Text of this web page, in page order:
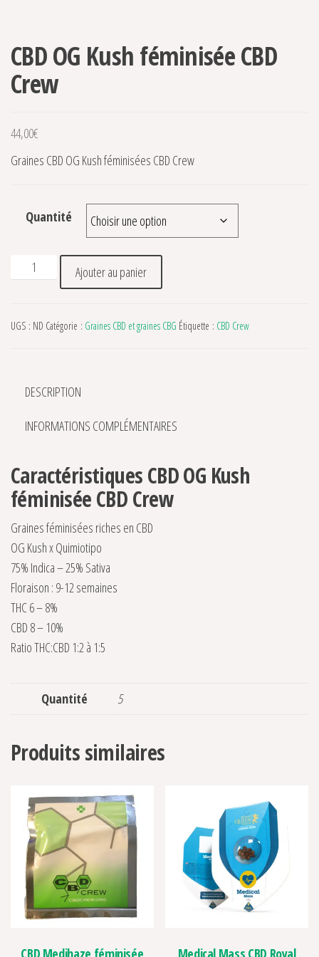
CBD OG Kush féminisée CBD
Crew
44,00€
Graines CBD OG Kush féminisées CBD Crew
Quantité
quantité de CBD OG Kush féminisée CBD Crew
Ajouter au panier
UGS : ND Catégorie : Graines CBD et graines CBG Étiquette : CBD Crew
DESCRIPTION
INFORMATIONS COMPLÉMENTAIRES
Caractéristiques CBD OG Kush
féminisée CBD Crew
Graines féminisées riches en CBD
OG Kush x Quimiotipo
75% Indica – 25% Sativa
Floraison : 9-12 semaines
THC 6 – 8%
CBD 8 – 10%
Ratio THC:CBD 1:2 à 1:5
Quantité 5
Produits similaires